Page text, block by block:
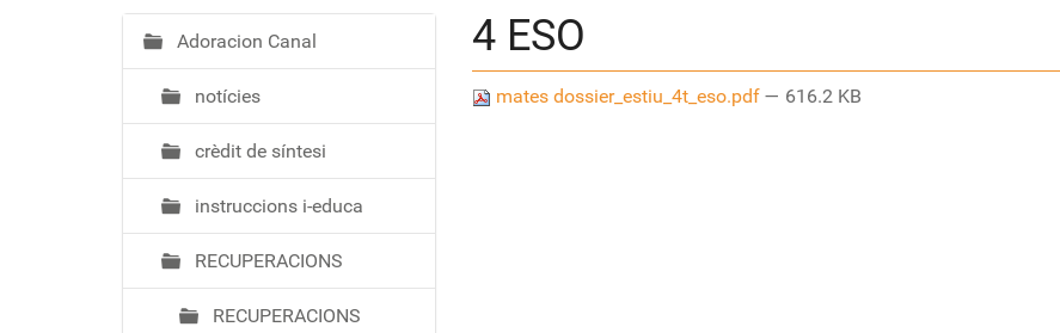
u
:
4 ESO
mates dossier_estiu_4t_eso.pdf — 616.2 KB
N
a
e
a
Adoracion Canal
notícies
crèdit de síntesi
instruccions i-educa
RECUPERACIONS
RECUPERACIONS